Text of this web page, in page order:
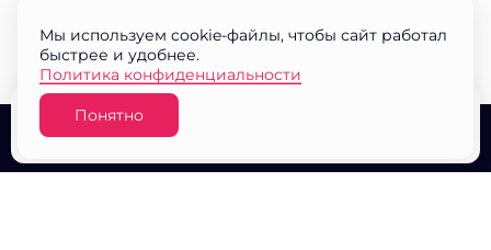
О проекте Выбор квартир
Мы используем cookie-файлы, чтобы сайт работал
быстрее и удобнее.
Политика конфиденциальности
Понятно